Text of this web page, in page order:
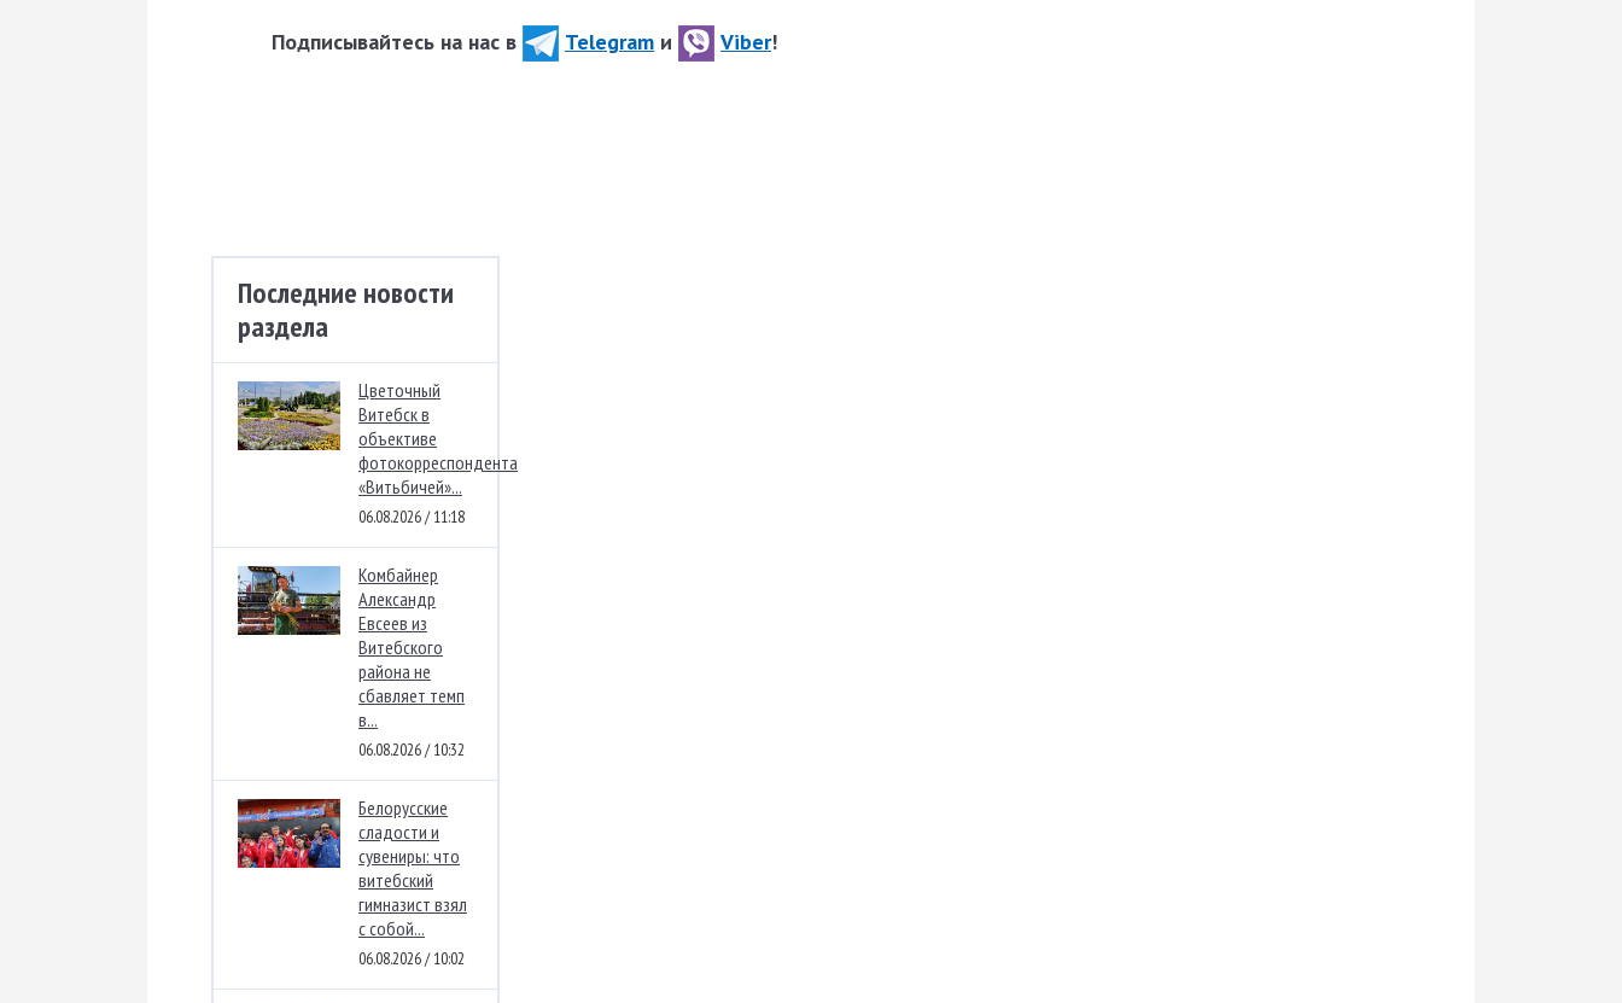
Подписывайтесь на нас в Telegram и Viber!
Последние новости
раздела
Цветочный
Витебск в
объективе
фотокорреспондента
«Витьбичей»...
06.08.2026 / 11:18
Комбайнер
Александр
Евсеев из
Витебского
района не
сбавляет темп
в...
06.08.2026 / 10:32
Белорусские
сладости и
сувениры: что
витебский
гимназист взял
с собой...
06.08.2026 / 10:02